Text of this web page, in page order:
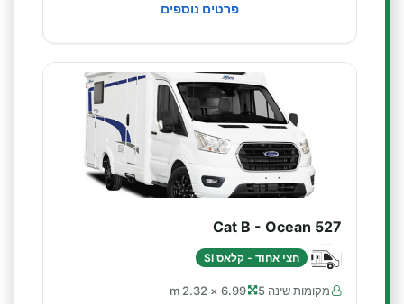
פרטים נוספים
Cat B - Ocean 527
חצי אחוד - קלאס SI
מקומות שינה 5 6.99 × 2.32 m